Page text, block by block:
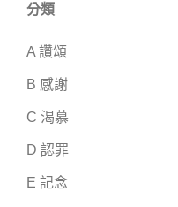
分類
A 讚頌
B 感謝
C 渴慕
D 認罪
E 記念